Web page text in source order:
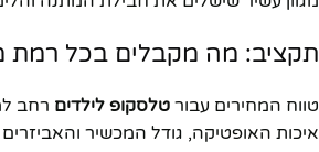
תקציב: מה מקבלים בכל רמת
טווח המחירים עבור טלסקופ לילדים רחב
איכות האופטיקה, גודל המכשיר והאביזרים